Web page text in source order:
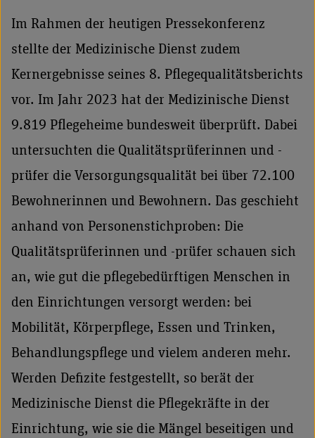
Im Rahmen der heutigen Pressekonferenz
stellte der Medizinische Dienst zudem
Kernergebnisse seines 8. Pflegequalitätsberichts
vor. Im Jahr 2023 hat der Medizinische Dienst
9.819 Pflegeheime bundesweit überprüft. Dabei
untersuchten die Qualitätsprüferinnen und -
prüfer die Versorgungsqualität bei über 72.100
Bewohnerinnen und Bewohnern. Das geschieht
anhand von Personenstichproben: Die
Qualitätsprüferinnen und -prüfer schauen sich
an, wie gut die pflegebedürftigen Menschen in
den Einrichtungen versorgt werden: bei
Mobilität, Körperpflege, Essen und Trinken,
Behandlungspflege und vielem anderen mehr.
Werden Defizite festgestellt, so berät der
Medizinische Dienst die Pflegekräfte in der
Einrichtung, wie sie die Mängel beseitigen und